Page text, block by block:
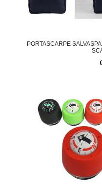
PORTASCARPE